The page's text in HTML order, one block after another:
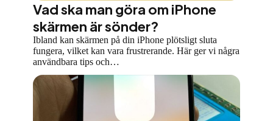
Vad ska man göra om iPhone
skärmen är sönder?
Ibland kan skärmen på din iPhone plötsligt sluta
fungera, vilket kan vara frustrerande. Här ger vi några
användbara tips och…